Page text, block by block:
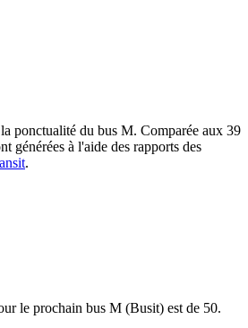
ponctualité du bus M. Comparée aux 39
générées à l'aide des rapports des
.
le prochain bus M (Busit) est de 50.